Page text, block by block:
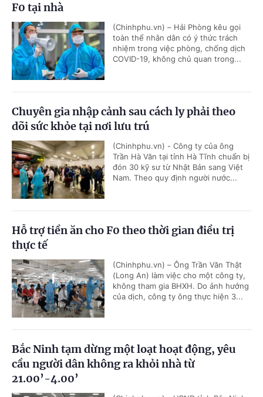
F0 tại nhà
(Chinhphu.vn) – Hải Phòng kêu gọi
toàn thể nhân dân có ý thức trách
nhiệm trong việc phòng, chống dịch
COVID-19, không chủ quan trong...
Chuyên gia nhập cảnh sau cách ly phải theo
dõi sức khỏe tại nơi lưu trú
(Chinhphu.vn) - Công ty của ông
Trần Hà Văn tại tỉnh Hà Tĩnh chuẩn bị
đón 30 kỹ sư từ Nhật Bản sang Việt
Nam. Theo quy định người nước...
Hỗ trợ tiền ăn cho F0 theo thời gian điều trị
thực tế
(Chinhphu.vn) – Ông Trần Văn Thật
(Long An) làm việc cho một công ty,
không tham gia BHXH. Do ảnh hưởng
của dịch, công ty ông thực hiện 3...
Bắc Ninh tạm dừng một loạt hoạt động, yêu
cầu người dân không ra khỏi nhà từ
21.00’-4.00’